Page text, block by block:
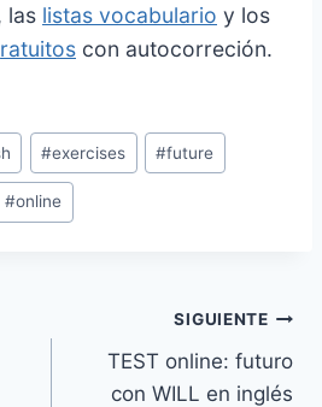
, las listas vocabulario y los
con autocorreción.
#exercises #future
#online
SIGUIENTE
TEST online: futuro
con WILL en inglés